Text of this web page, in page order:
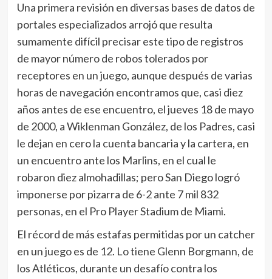
Una primera revisión en diversas bases de datos de
portales especializados arrojó que resulta
sumamente difícil precisar este tipo de registros
de mayor número de robos tolerados por
receptores en un juego, aunque después de varias
horas de navegación encontramos que, casi diez
años antes de ese encuentro, el jueves 18 de mayo
de 2000, a Wiklenman González, de los Padres, casi
le dejan en cero la cuenta bancaria y la cartera, en
un encuentro ante los Marlins, en el cual le
robaron diez almohadillas; pero San Diego logró
imponerse por pizarra de 6-2 ante 7 mil 832
personas, en el Pro Player Stadium de Miami.
El récord de más estafas permitidas por un catcher
en un juego es de 12. Lo tiene Glenn Borgmann, de
los Atléticos, durante un desafío contra los